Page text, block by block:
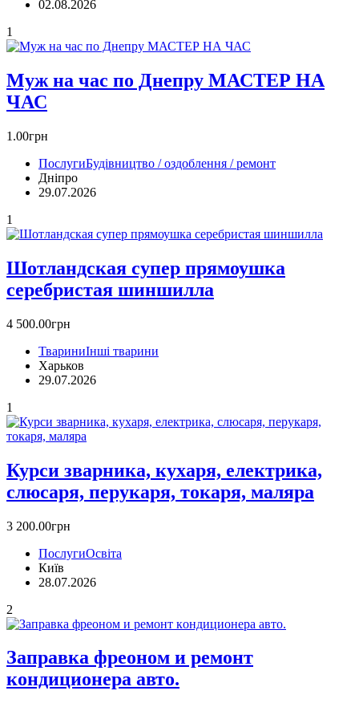
02.08.2026
1
Муж на час по Днепру МАСТЕР НА
ЧАС
1.00грн
ПослугиБудівництво / оздоблення / ремонт
Дніпро
29.07.2026
1
Шотландская супер прямоушка
серебристая шиншилла
4 500.00грн
ТвариниІнші тварини
Харьков
29.07.2026
1
Курси зварника, кухаря, електрика,
слюсаря, перукаря, токаря, маляра
3 200.00грн
ПослугиОсвіта
Київ
28.07.2026
2
Заправка фреоном и ремонт
кoндиционера авто.